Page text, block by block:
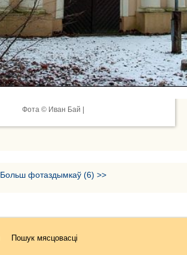
Фота © Иван Бай |
Больш фотаздымкаў (6) >>
Пошук мясцовасці